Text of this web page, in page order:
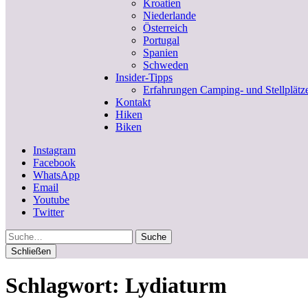
Kroatien
Niederlande
Österreich
Portugal
Spanien
Schweden
Insider-Tipps
Erfahrungen Camping- und
Kontakt
Hiken
Biken
Instagram
Facebook
WhatsApp
Email
Youtube
Twitter
Suche
Schließen
Schlagwort: Lydiaturm